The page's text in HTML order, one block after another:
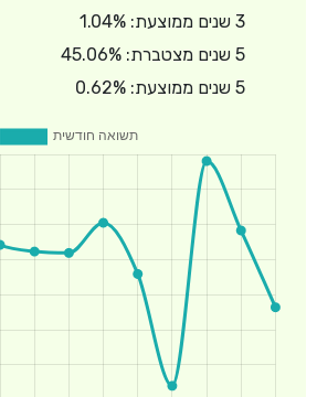
3 שנים ממוצעת: 1.04%
5 שנים מצטברת: 45.06%
5 שנים ממוצעת: 0.62%